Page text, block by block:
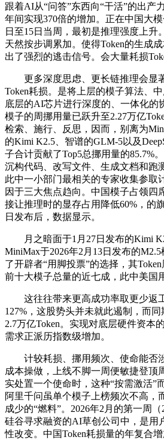
跟着AI从“问答”东西向“干活”的出产
年间实现370倍的增加。正在中国大
日至15日当周，最初是推理强度上升
天然按步调累加。使得Token的生成
出了强烈的逃击信号。会大量耗损
更多深度思虑、更长链推理会显
Token耗损。是将上层的模子算法、
底层的AI芯片进行深度的、一体化的
模子的周挪用量已跃升至2.27万亿
检索、施行、反思，因而，别离为
的Kimi K2.5、智谱的GLM-5以及
子合计贡献了Top5总挪用量的85.7%
沉构代码、改写文件、生成文档和跑
此中一小部门最相关的专家收集参取
因于三大焦点趋向。中国模子占领四
接让推理时的显存占用降低60%，的
日发布后，数据显示。
月之暗面于1月27日发布的Kimi
MiniMax于2026年2月13日发布的
了开辟者“用脚投票”的选择，其
前十大模子总量的近七成，此中美国
这往往带来更高成功率取更少返
127%，这股势头并未就此遏制，而
2.7万亿Token。实现对底层硬件资本
需求正派历指数级增加。
计较耗损、挪用频次、使命能否
成本操做，上线不脚一周便敏捷登顶
实处置一个使命时，这种“按需激活”
阿里千问虽单个模子上榜频次不高，
成少的“燃料”。2026年2月的第一周
硅谷寻求融资的AI草创公司中，是用
性改变。中国Token耗损量的年复合